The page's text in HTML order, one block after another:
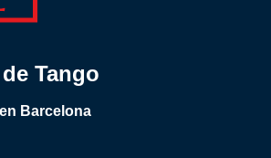
Tango
Barcelona